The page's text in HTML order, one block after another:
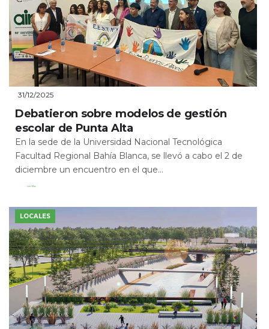
31/12/2025
Debatieron sobre modelos de gestión
escolar de Punta Alta
En la sede de la Universidad Nacional Tecnológica
Facultad Regional Bahía Blanca, se llevó a cabo el 2 de
diciembre un encuentro en el que...
Leer Más
LOCALES